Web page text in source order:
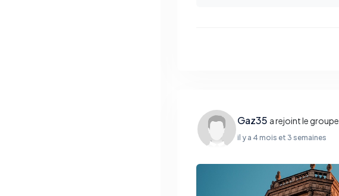
Gaz35 a rejoint le groupe
il y a 4 mois et 3 semaines